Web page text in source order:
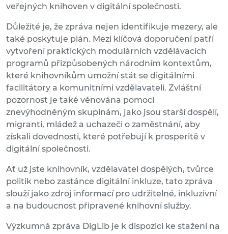
veřejných knihoven v digitální společnosti.
Důležité je, že zpráva nejen identifikuje mezery, ale
také poskytuje plán. Mezi klíčová doporučení patří
vytvoření praktických modulárních vzdělávacích
programů přizpůsobených národním kontextům,
které knihovníkům umožní stát se digitálními
facilitátory a komunitními vzdělavateli. Zvláštní
pozornost je také věnována pomoci
znevýhodněným skupinám, jako jsou starší dospělí,
migranti, mládež a uchazeči o zaměstnání, aby
získali dovednosti, které potřebují k prosperitě v
digitální společnosti.
Ať už jste knihovník, vzdělavatel dospělých, tvůrce
politik nebo zastánce digitální inkluze, tato zpráva
slouží jako zdroj informací pro udržitelné, inkluzivní
a na budoucnost připravené knihovní služby.
Výzkumná zpráva DigLib je k dispozici ke stažení na